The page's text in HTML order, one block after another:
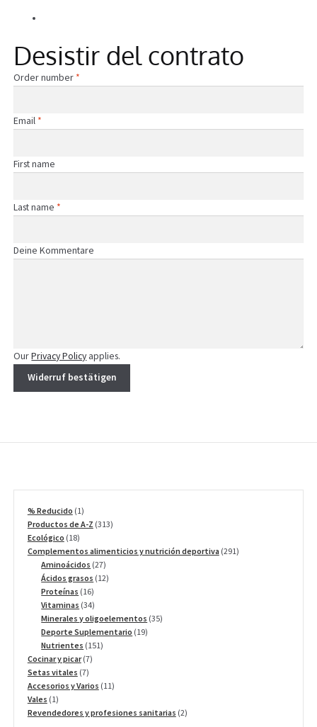
Información
Desistir del contrato
Order number *
Email *
First name
Last name *
Page URI *Required
Deine Kommentare
OurPrivacy Policy applies.
Widerruf bestätigen
% Reducido 11
producto
Productos de A-Z 313313
Ecológico 1818
productos
Complementos alimenticios y nutrición deportiva 291291
Aminoácidos 2727
productos
Ácidos grasos 1212
Proteínas 1616
productos
Vitaminas 3434
productos
Minerales y oligoelementos 3535
Deporte Suplementario 1919
Nutrientes 151151
Cocinar y picar 77
Setas vitales 77
productos
Accesorios y Varios 1111
Vales 11
producto
Revendedores y profesiones sanitarias 22